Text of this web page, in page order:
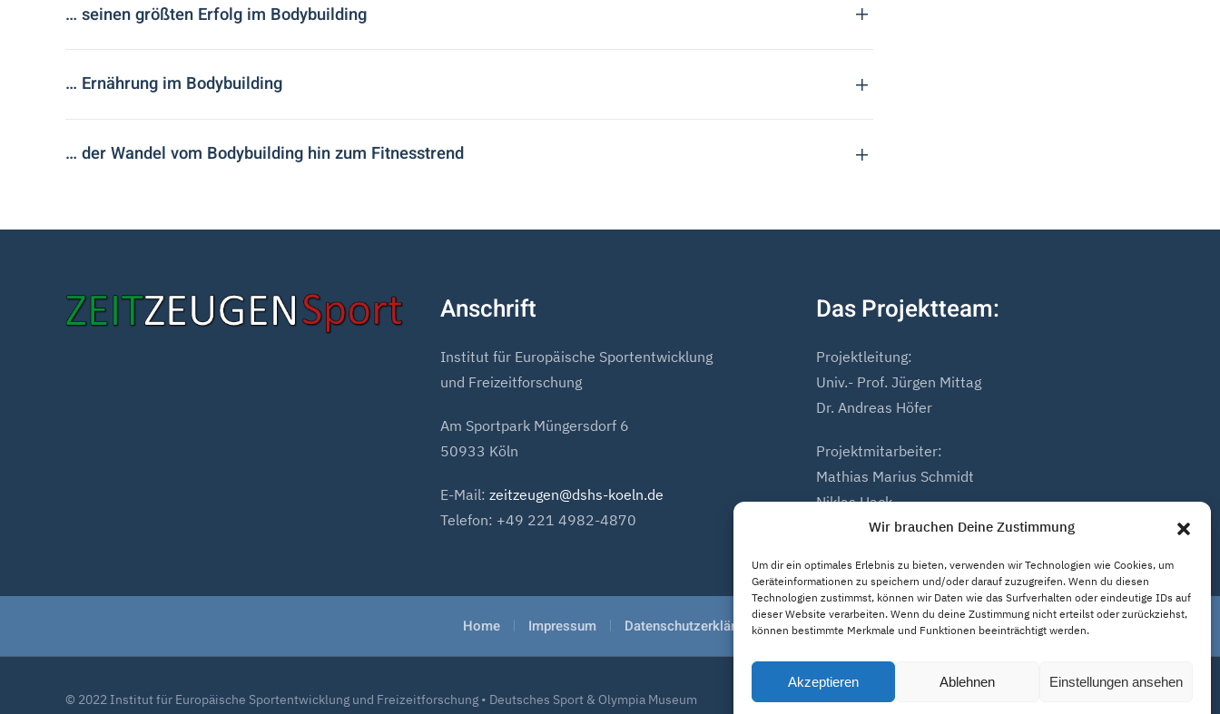
Wir brauchen Deine Zustimmung
Um dir ein optimales Erlebnis zu bieten, verwenden wir Technologien wie Cookies, um
Geräteinformationen zu speichern und/oder darauf zuzugreifen. Wenn du diesen
Technologien zustimmst, können wir Daten wie das Surfverhalten oder eindeutige IDs auf
dieser Website verarbeiten. Wenn du deine Zustimmung nicht erteilst oder zurückziehst,
können bestimmte Merkmale und Funktionen beeinträchtigt werden.
Akzeptieren Ablehnen Einstellungen ansehen
… seinen größten Erfolg im Bodybuilding
… Ernährung im Bodybuilding
… der Wandel vom Bodybuilding hin zum Fitnesstrend
Anschrift
Institut für Europäische Sportentwicklung
und Freizeitforschung
Am Sportpark Müngersdorf 6
50933 Köln
E-Mail:zeitzeugen@dshs-koeln.de
Telefon: +49 221 4982-4870
Das Projektteam:
Projektleitung:
Univ.- Prof. Jürgen Mittag
Dr. Andreas Höfer
Projektmitarbeiter:
Mathias Marius Schmidt
Niklas Hack
Home Impressum Datenschutzerklärung
© 2022 Institut für Europäische Sportentwicklung und Freizeitforschung • Deutsches Sport & Olympia Museum